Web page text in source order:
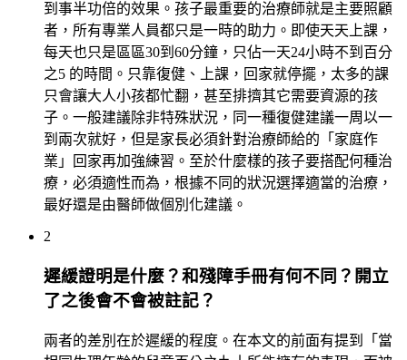
到事半功倍的效果。孩子最重要的治療師就是主要照顧
者，所有專業人員都只是一時的助力。即使天天上課，
每天也只是區區30到60分鐘，只佔一天24小時不到百分
之5 的時間。只靠復健、上課，回家就停擺，太多的課
只會讓大人小孩都忙翻，甚至排擠其它需要資源的孩
子。一般建議除非特殊狀況，同一種復健建議一周以一
到兩次就好，但是家長必須針對治療師給的「家庭作
業」回家再加強練習。至於什麼樣的孩子要搭配何種治
療，必須適性而為，根據不同的狀況選擇適當的治療，
最好還是由醫師做個別化建議。
2
遲緩證明是什麼？和殘障手冊有何不同？開立
了之後會不會被註記？
兩者的差別在於遲緩的程度。在本文的前面有提到「當